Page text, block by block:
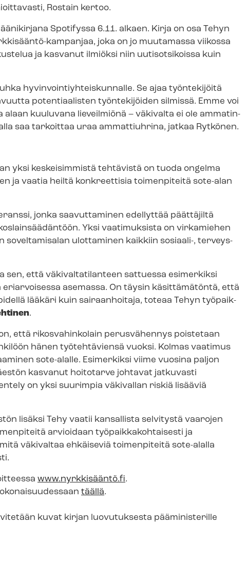
Rostain kertoo.
Spotifyssa 6.11. alkaen. Kirja on osa Tehyn
​kampanjaa, joka on jo muutamassa viikossa
ja kasvanut ilmiöksi niin uutisotsikoissa kuin
hy­vin­voin­tiyh­teis­kun­nal­le. Se ajaa työntekijöitä
potentiaalisten työntekijöiden silmissä. Emme voi
kuuluvana lieveilmiönä – väkivalta ei ole am­ma­tin­
saa tarkoittaa uraa ammattiuhrina, jatkaa Rytkönen.
yksi keskeisimmistä tehtävistä on tuoda ongelma
ja vaatia heiltä konkreettisia toimenpiteitä sote-alan
jonka saavuttaminen edellyttää päättäjiltä
Yksi vaatimuksista on virkamiehen
ulottaminen kaikkiin sosiaali-, terveys-
sen, että vä­ki­val­ta­ti­lan­teen sattuessa esimerkiksi
asemassa. On täysin käsittämätöntä, että
lääkäri kuin sairaanhoitaja, toteaa Tehyn työ­paik­
.
että rikosvahinkolain perusvähennys poistetaan
hänen työtehtäviensä vuoksi. Kolmas vaatimus
sote-alalle. Esimerkiksi viime vuosina paljon
kasvanut hoitotarve johtavat jatkuvasti
on yksi suurimpia väkivallan riskiä lisääviä
lisäksi Tehy vaatii kansallista selvitystä vaarojen
arvioidaan työ­paik­ka­koh­tai­ses­ti ja
väkivaltaa ehkäiseviä toimenpiteitä sote-alalla
www.nyrkkisääntö.fi.
täällä.
kuvat kirjan luovutuksesta pääministerille